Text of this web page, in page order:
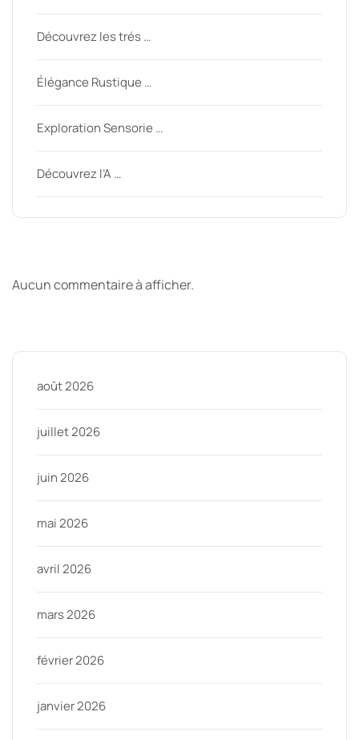
Découvrez les trés …
Élégance Rustique …
Exploration Sensorie …
Découvrez l’A …
Aucun commentaire à afficher.
août 2026
juillet 2026
juin 2026
mai 2026
avril 2026
mars 2026
février 2026
janvier 2026